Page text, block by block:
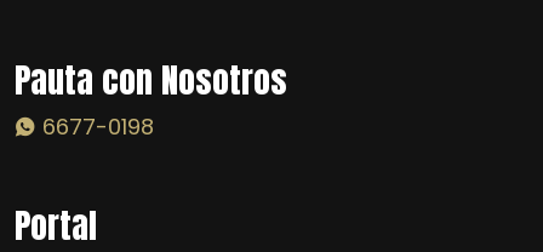
Pauta con Nosotros
6677-0198
Portal